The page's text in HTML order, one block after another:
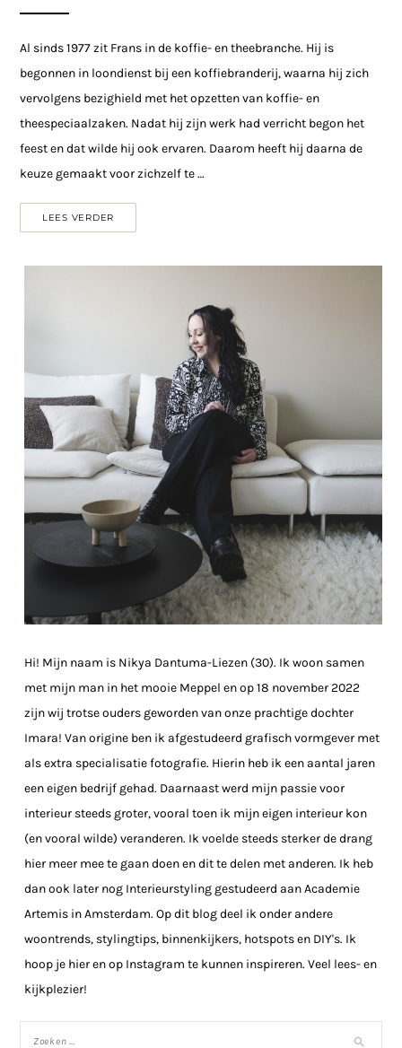
Al sinds 1977 zit Frans in de koffie- en theebranche. Hij is
begonnen in loondienst bij een koffiebranderij, waarna hij zich
vervolgens bezighield met het opzetten van koffie- en
theespeciaalzaken. Nadat hij zijn werk had verricht begon het
feest en dat wilde hij ook ervaren. Daarom heeft hij daarna de
keuze gemaakt voor zichzelf te …
LEES VERDER
Hi! Mijn naam is Nikya Dantuma-Liezen (30). Ik woon samen
met mijn man in het mooie Meppel en op 18 november 2022
zijn wij trotse ouders geworden van onze prachtige dochter
Imara! Van origine ben ik afgestudeerd grafisch vormgever met
als extra specialisatie fotografie. Hierin heb ik een aantal jaren
een eigen bedrijf gehad. Daarnaast werd mijn passie voor
interieur steeds groter, vooral toen ik mijn eigen interieur kon
(en vooral wilde) veranderen. Ik voelde steeds sterker de drang
hier meer mee te gaan doen en dit te delen met anderen. Ik heb
dan ook later nog Interieurstyling gestudeerd aan Academie
Artemis in Amsterdam. Op dit blog deel ik onder andere
woontrends, stylingtips, binnenkijkers, hotspots en DIY's. Ik
hoop je hier en op Instagram te kunnen inspireren. Veel lees- en
kijkplezier!